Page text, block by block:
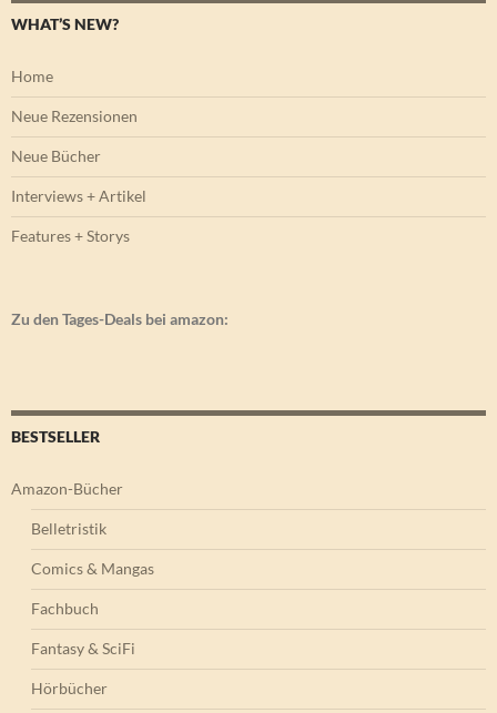
WHAT’S NEW?
Home
Neue Rezensionen
Neue Bücher
Interviews + Artikel
Features + Storys
Zu den Tages-Deals bei amazon:
BESTSELLER
Amazon-Bücher
Belletristik
Comics & Mangas
Fachbuch
Fantasy & SciFi
Hörbücher